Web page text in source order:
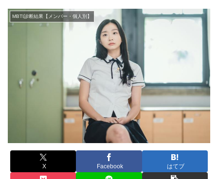
MBTI診断結果【メンバー・個人別】
X Facebook はてブ